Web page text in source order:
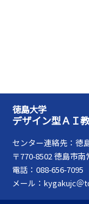
徳島大学
デザイン型ＡＩ
センター連絡先：徳
〒770-8502 徳島市
電話：088-656-7095
メール：kygakujc＠